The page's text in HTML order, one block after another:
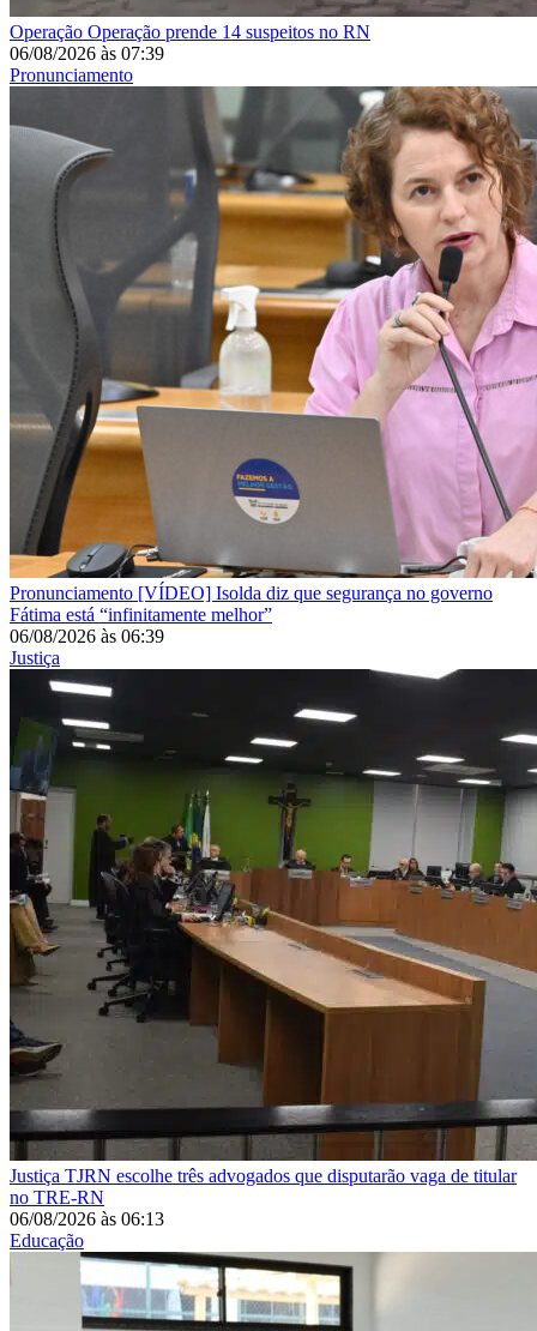
Operação Operação prende 14 suspeitos no RN
06/08/2026 às 07:39
Pronunciamento
Pronunciamento [VÍDEO] Isolda diz que segurança no governo
Fátima está “infinitamente melhor”
06/08/2026 às 06:39
Justiça
Justiça TJRN escolhe três advogados que disputarão vaga de titular
no TRE-RN
06/08/2026 às 06:13
Educação